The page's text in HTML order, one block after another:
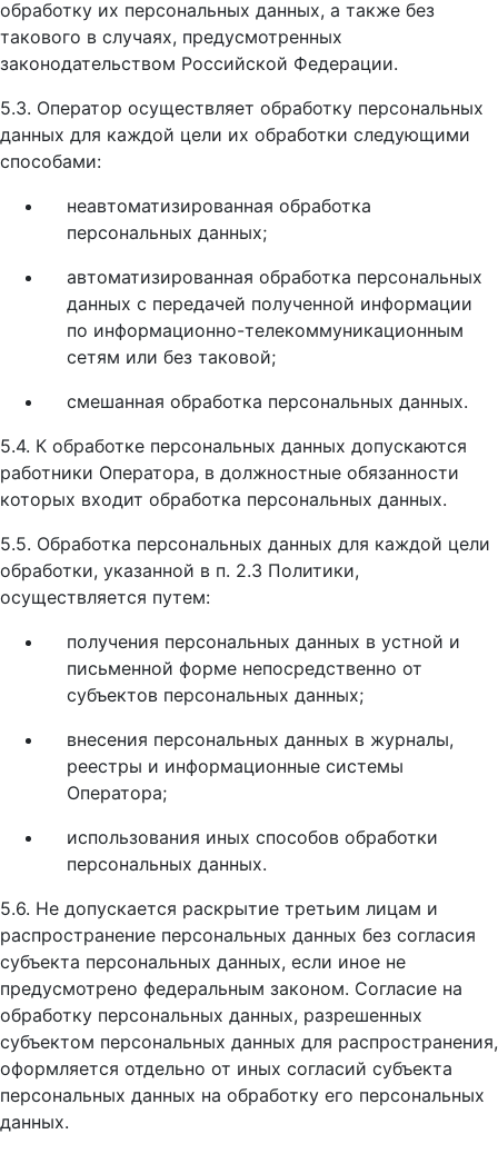
обработку их персональных данных, а также без
такового в случаях, предусмотренных
законодательством Российской Федерации.
5.3. Оператор осуществляет обработку персональных
данных для каждой цели их обработки следующими
способами:
неавтоматизированная обработка
персональных данных;
автоматизированная обработка персональных
данных с передачей полученной информации
по информационно-телекоммуникационным
сетям или без таковой;
смешанная обработка персональных данных.
5.4. К обработке персональных данных допускаются
работники Оператора, в должностные обязанности
которых входит обработка персональных данных.
5.5. Обработка персональных данных для каждой цели
обработки, указанной в п. 2.3 Политики,
осуществляется путем:
получения персональных данных в устной и
письменной форме непосредственно от
субъектов персональных данных;
внесения персональных данных в журналы,
реестры и информационные системы
Оператора;
использования иных способов обработки
персональных данных.
5.6. Не допускается раскрытие третьим лицам и
распространение персональных данных без согласия
субъекта персональных данных, если иное не
предусмотрено федеральным законом. Согласие на
обработку персональных данных, разрешенных
субъектом персональных данных для распространения,
оформляется отдельно от иных согласий субъекта
персональных данных на обработку его персональных
данных.